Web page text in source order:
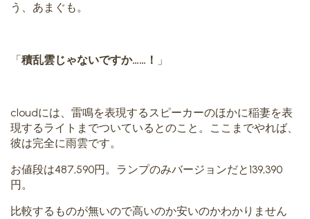
う、あまぐも。
「積乱雲じゃないですか……！ 」
cloudには、雷鳴を表現するスピーカーのほかに稲妻を表
現するライトまでついているとのこと。ここまでやれば、
彼は完全に雨雲です。
お値段は487,590円。ランプのみバージョンだと139,390
円。
比較するものが無いので高いのか安いのかわかりません